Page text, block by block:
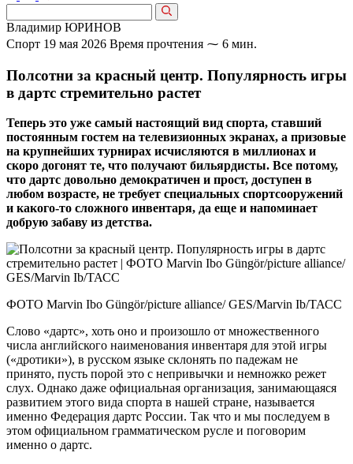
Владимир ЮРИНОВ
Спорт 19 мая 2026 Время прочтения ⁓ 6 мин.
Полсотни за красный центр. Популярность игры
в дартс стремительно растет
Теперь это уже самый настоящий вид спорта, ставший
постоянным гостем на телевизионных экранах, а призовые
на крупнейших турнирах исчисляются в миллионах и
скоро догонят те, что получают бильярдисты. Все потому,
что дартс довольно демократичен и прост, доступен в
любом возрасте, не требует специальных спортсооружений
и какого‑то сложного инвентаря, да еще и напоминает
добрую забаву из детства.
ФОТО Marvin Ibo Güngör/picture alliance/ GES/Marvin Ib/ТАСС
Слово «дартс», хоть оно и про­изошло от множественного
числа английского наименования инвентаря для этой игры
(«дротики»), в русском языке склонять по падежам не
принято, пусть порой это с непривычки и немножко режет
слух. Однако даже официальная организация, занимающаяся
развитием этого вида спорта в нашей стране, называется
именно Федерация дартс России. Так что и мы последуем в
этом официальном грамматическом русле и поговорим
именно о дартс.